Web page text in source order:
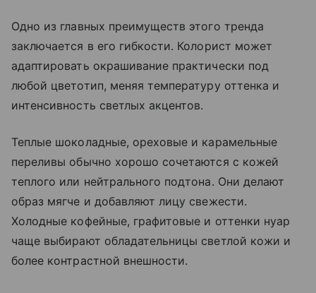
Одно из главных преимуществ этого тренда
заключается в его гибкости. Колорист может
адаптировать окрашивание практически под
любой цветотип, меняя температуру оттенка и
интенсивность светлых акцентов.
Теплые шоколадные, ореховые и карамельные
переливы обычно хорошо сочетаются с кожей
теплого или нейтрального подтона. Они делают
образ мягче и добавляют лицу свежести.
Холодные кофейные, графитовые и оттенки нуар
чаще выбирают обладательницы светлой кожи и
более контрастной внешности.